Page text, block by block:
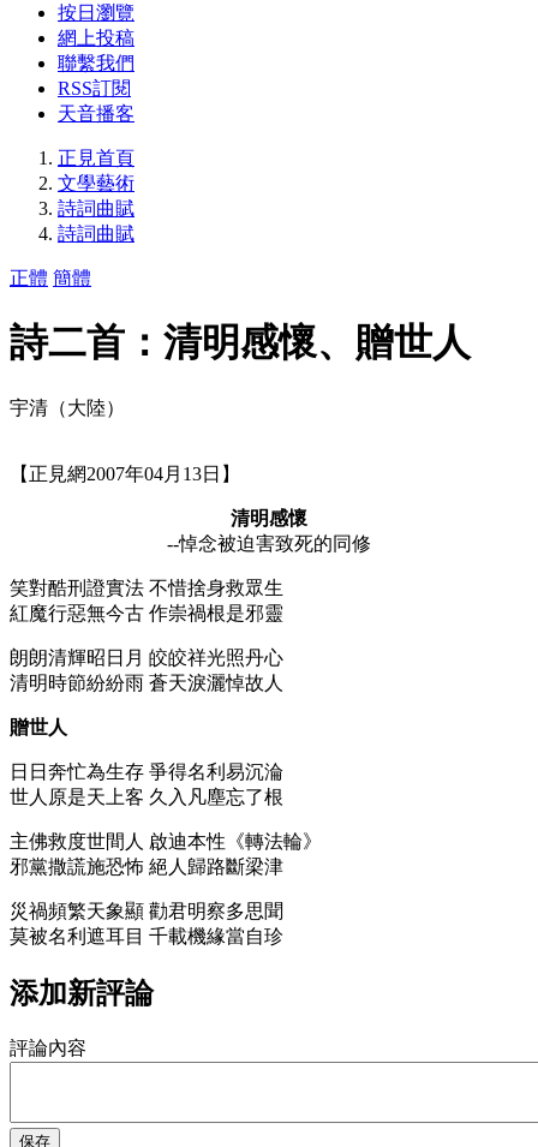
按日瀏覽
網上投稿
聯繫我們
RSS訂閱
天音播客
正見首頁
文學藝術
詩詞曲賦
詩詞曲賦
正體 簡體
詩二首：清明感懷、贈世人
宇清（大陸）
【正見網2007年04月13日】
清明感懷
--悼念被迫害致死的同修
笑對酷刑證實法 不惜捨身救眾生
紅魔行惡無今古 作崇禍根是邪靈
朗朗清輝昭日月 皎皎祥光照丹心
清明時節紛紛雨 蒼天淚灑悼故人
贈世人
日日奔忙為生存 爭得名利易沉淪
世人原是天上客 久入凡塵忘了根
主佛救度世間人 啟迪本性《轉法輪》
邪黨撒謊施恐怖 絕人歸路斷梁津
災禍頻繁天象顯 勸君明察多思聞
莫被名利遮耳目 千載機緣當自珍
添加新評論
評論內容
保存